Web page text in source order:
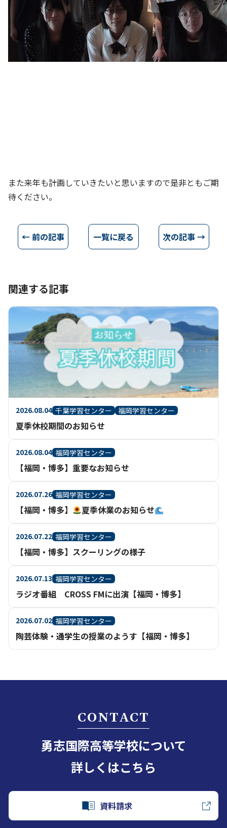
また来年も計画していきたいと思いますので是非ともご期
待ください。
← 前の記事 一覧に戻る 次の記事 →
関連する記事
2026.08.04 千葉学習センター 福岡学習センター
夏季休校期間のお知らせ
2026.08.04 福岡学習センター
【福岡・博多】重要なお知らせ
2026.07.26 福岡学習センター
【福岡・博多】 夏季休業のお知らせ
2026.07.22 福岡学習センター
【福岡・博多】スクーリングの様子
2026.07.13 福岡学習センター
ラジオ番組 CROSS FMに出演【福岡・博多】
2026.07.02 福岡学習センター
陶芸体験・通学生の授業のようす【福岡・博多】
CONTACT
勇志国際高等学校について
詳しくはこちら
資料請求